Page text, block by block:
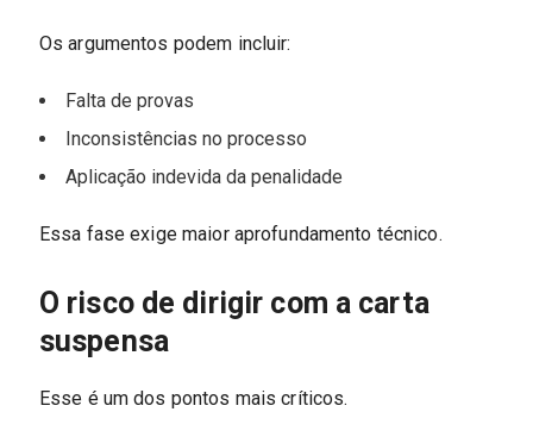
Os argumentos podem incluir:
Falta de provas
Inconsistências no processo
Aplicação indevida da penalidade
Essa fase exige maior aprofundamento técnico.
O risco de dirigir com a carta
suspensa
Esse é um dos pontos mais críticos.